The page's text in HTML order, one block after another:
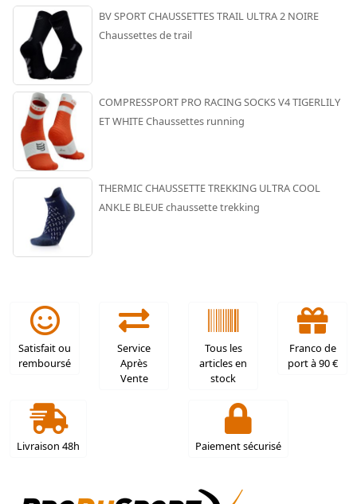
BV SPORT CHAUSSETTES TRAIL ULTRA 2 NOIRE
Chaussettes de trail
COMPRESSPORT PRO RACING SOCKS V4 TIGERLILY
ET WHITE Chaussettes running
THERMIC CHAUSSETTE TREKKING ULTRA COOL
ANKLE BLEUE chaussette trekking
Satisfait ou
remboursé
Service
Après
Vente
Tous les
articles en
stock
Franco de
port à 90 €
Livraison 48h Paiement sécurisé